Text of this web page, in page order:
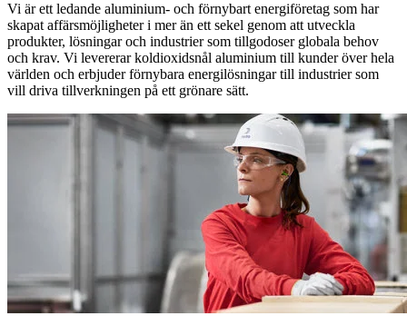
Vi är ett ledande aluminium- och förnybart energiföretag som har
skapat affärsmöjligheter i mer än ett sekel genom att utveckla
produkter, lösningar och industrier som tillgodoser globala behov
och krav. Vi levererar koldioxidsnål aluminium till kunder över hela
världen och erbjuder förnybara energilösningar till industrier som
vill driva tillverkningen på ett grönare sätt.